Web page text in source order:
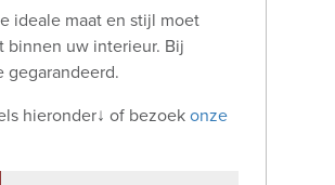
ideale maat en stijl moet
binnen uw interieur. Bij
gegarandeerd.
hieronder↓ of bezoekonze